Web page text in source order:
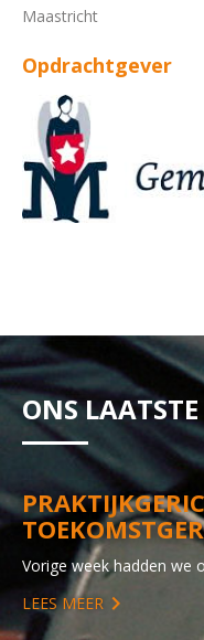
Maastricht
Opdrachtgever
ONS
Vorige week hadden we
LEES MEER